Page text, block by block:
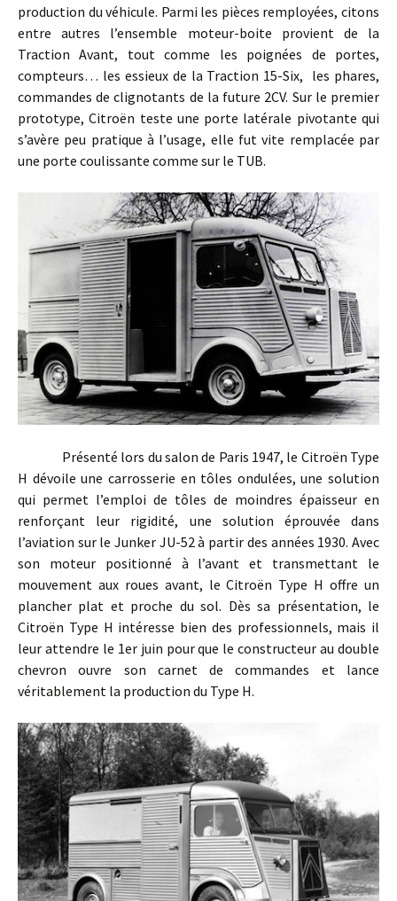
production du véhicule. Parmi les pièces remployées, citons
entre autres l’ensemble moteur-boite provient de la
Traction Avant, tout comme les poignées de portes,
compteurs… les essieux de la Traction 15-Six, les phares,
commandes de clignotants de la future 2CV. Sur le premier
prototype, Citroën teste une porte latérale pivotante qui
s’avère peu pratique à l’usage, elle fut vite remplacée par
une porte coulissante comme sur le TUB.
Présenté lors du salon de Paris 1947, le Citroën Type
H dévoile une carrosserie en tôles ondulées, une solution
qui permet l’emploi de tôles de moindres épaisseur en
renforçant leur rigidité, une solution éprouvée dans
l’aviation sur le Junker JU-52 à partir des années 1930. Avec
son moteur positionné à l’avant et transmettant le
mouvement aux roues avant, le Citroën Type H offre un
plancher plat et proche du sol. Dès sa présentation, le
Citroën Type H intéresse bien des professionnels, mais il
leur attendre le 1er juin pour que le constructeur au double
chevron ouvre son carnet de commandes et lance
véritablement la production du Type H.